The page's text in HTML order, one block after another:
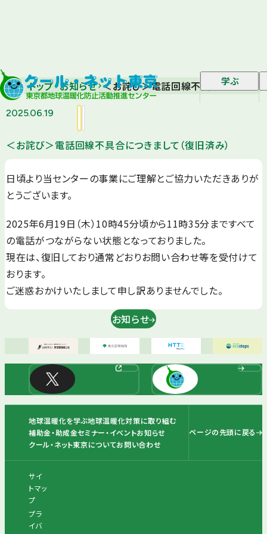
学ぶ
トップ お知らせ ＜お詫び＞電話回線不具合につきまし
2025.06.19
＜お詫び＞電話回線不具合につきまして（復旧済み）
日頃より当センターの事業にご理解とご協力いただきありが
とうございます。
2025年6月19日（木）10時45分頃から11時35分まですべて
の電話がつながらない状態となっておりました。
現在は、復旧しており通常どおりお問い合わせ等を受付けて
おります。
ご迷惑おかけいたしまして申し訳ありませんでした。
お知らせ
地球温暖化を学ぶ地球温暖化対策に取り組む
補助金・助成金セミナー・イベントお知らせ
クール・ネット東京についてお問い合わせ
ページの先頭に戻る
サイ
トマッ
プ
プラ
イバ